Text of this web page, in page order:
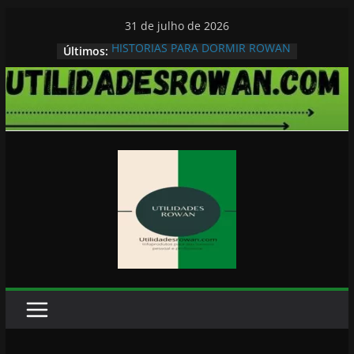
conteúdo
31 de julho de 2026
Últimos: HISTORIAS PARA DORMIR ROWAN